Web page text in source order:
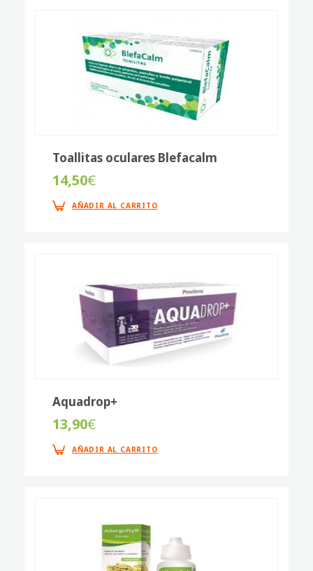
Toallitas oculares Blefacalm
14,50€
AÑADIR AL CARRITO
Aquadrop+
13,90€
AÑADIR AL CARRITO